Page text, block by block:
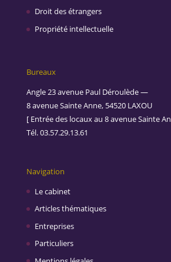
Droit des étrangers
Propriété intellectuelle
Bureaux
Angle 23 avenue Paul Déroulède —
8 avenue Sainte Anne, 54520 LAXOU
[ Entrée des locaux au 8 avenue Sainte
Tél. 03.57.29.13.61
Navigation
Le cabinet
Articles thématiques
Entreprises
Particuliers